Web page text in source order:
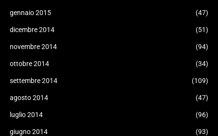
gennaio 2015 (47)
dicembre 2014 (51)
novembre 2014 (94)
ottobre 2014 (34)
settembre 2014 (109)
agosto 2014 (47)
luglio 2014 (96)
giugno 2014 (93)